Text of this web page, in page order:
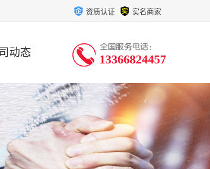
资质认证 实名商家
动态 13366824457